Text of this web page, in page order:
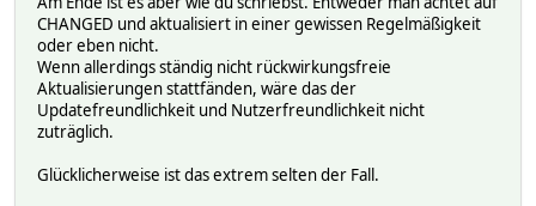
CHANGED und aktualisiert in einer gewissen Regelmäßigkeit
oder eben nicht.
Wenn allerdings ständig nicht rückwirkungsfreie
Aktualisierungen stattfänden, wäre das der
Updatefreundlichkeit und Nutzerfreundlichkeit nicht
zuträglich.
Glücklicherweise ist das extrem selten der Fall.